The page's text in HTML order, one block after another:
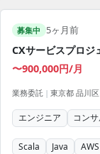
募集中 5ヶ月前
CXサービスプロジ
〜900,000円/月
業務委託 | 東京都 品川区
エンジニア コン
Scala Java AWS